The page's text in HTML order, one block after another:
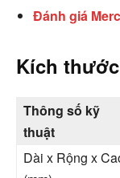
Đánh giá
Kích
Thông số kỹ
thuật
Dài x Rộng x